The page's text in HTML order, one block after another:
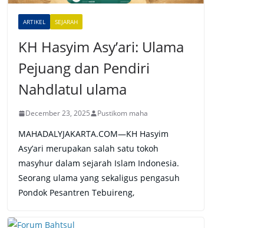
ARTIKEL SEJARAH
KH Hasyim Asy’ari: Ulama
Pejuang dan Pendiri
Nahdlatul ulama
December 23, 2025 Pustikom maha
MAHADALYJAKARTA.COM—KH Hasyim
Asy’ari merupakan salah satu tokoh
masyhur dalam sejarah Islam Indonesia.
Seorang ulama yang sekaligus pengasuh
Pondok Pesantren Tebuireng,